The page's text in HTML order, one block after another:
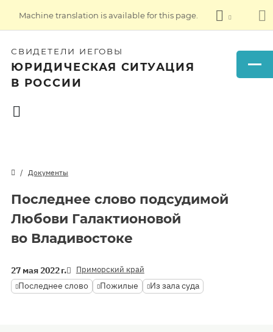
Machine translation is available for this page.
СВИДЕТЕЛИ ИЕГОВЫ
ЮРИДИЧЕСКАЯ СИТУАЦИЯ
В РОССИИ
Документы
Последнее слово подсудимой
Любови Галактионовой
во Владивостоке
27 мая 2022 г. Приморский край
Последнее слово Пожилые Из зала суда